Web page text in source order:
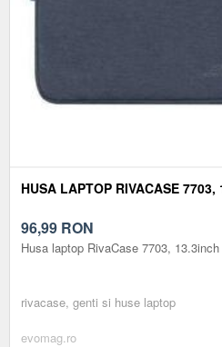
HUSA LAPTOP RIVACASE
96,99 RON
Husa laptop RivaCase 7703,
rivacase, genti si huse laptop
evomag.ro